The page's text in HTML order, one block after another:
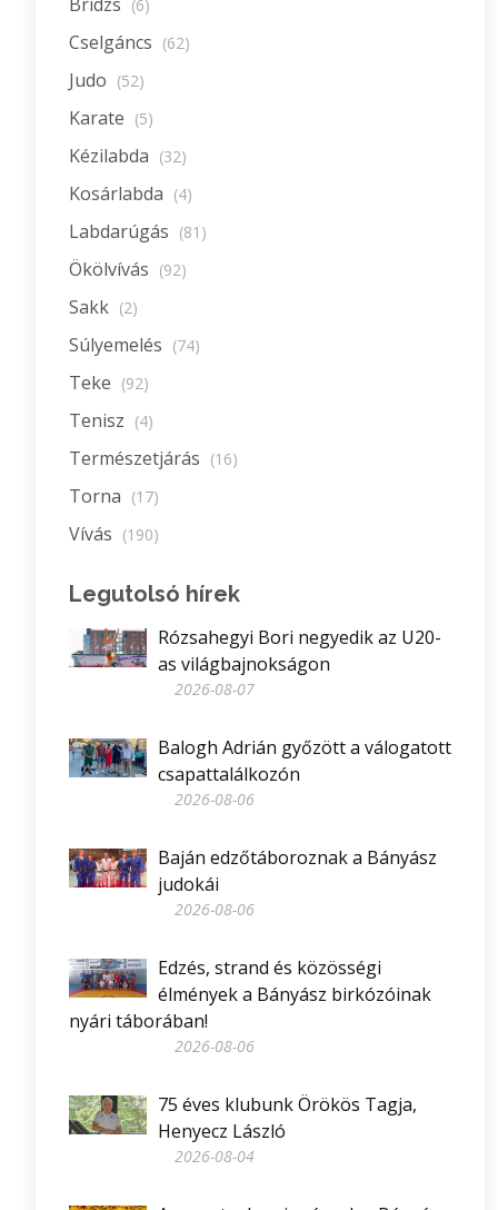
(6)
Cselgáncs (62)
Judo (52)
Karate (5)
Kézilabda (32)
Kosárlabda (4)
Labdarúgás (81)
Ökölvívás (92)
Sakk (2)
Súlyemelés (74)
Teke (92)
Tenisz (4)
Természetjárás (16)
Torna (17)
Vívás (190)
Legutolsó hírek
Rózsahegyi Bori negyedik az U20-
as világbajnokságon
2026-08-07
Balogh Adrián győzött a válogatott
csapattalálkozón
2026-08-06
Baján edzőtáboroznak a Bányász
judokái
2026-08-06
Edzés, strand és közösségi
élmények a Bányász birkózóinak
nyári táborában!
2026-08-06
75 éves klubunk Örökös Tagja,
Henyecz László
2026-08-04